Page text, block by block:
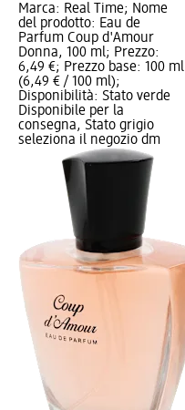
Marca: Real Time; Nome
del prodotto: Eau de
Parfum Coup d'Amour
Donna, 100 ml; Prezzo:
6,49 €; Prezzo base: 100 ml
(6,49 € / 100 ml);
Disponibilità: Stato verde
Disponibile per la
consegna, Stato grigio
seleziona il negozio dm